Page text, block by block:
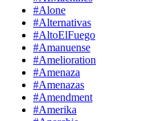
#Alone
#Alternativas
#AltoElFuego
#Amanuense
#Amelioration
#Amenaza
#Amenazas
#Amendment
#Amerika